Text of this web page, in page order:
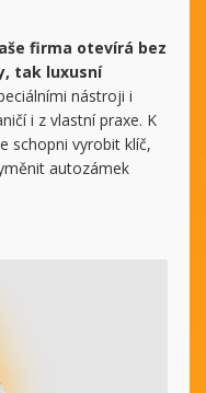
firma otevírá bez
tak luxusní
nástroji i
i z vlastní praxe. K
schopni vyrobit klíč,
autozámek